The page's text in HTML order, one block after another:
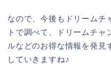
なので、今後もドリームチ
トで調べて、ドリームチャ
ルなどのお得な情報を発見
していきますね♪